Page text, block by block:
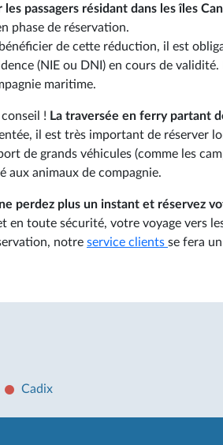
les passagers résidant dans les îles
phase de réservation.
de cette réduction, il est
(NIE ou DNI) en cours de
maritime.
! La traversée en ferry partant
il est très important de réserver
de grands véhicules (comme les
aux animaux de compagnie.
ne perdez plus un instant et réservez
en toute sécurité, votre voyage vers
notre service clients se fera
Cadix